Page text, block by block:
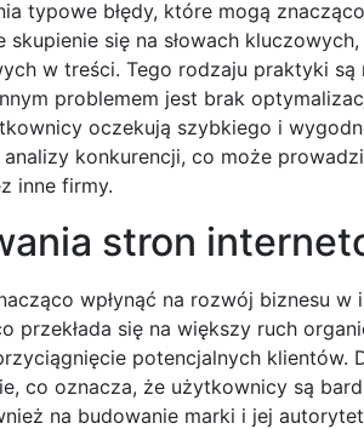
typowe błędy, które mogą
się na słowach
w treści. Tego rodzaju praktyki są
problemem jest brak
oczekują szybkiego i
konkurencji, co może
inne firmy.
stron
wpłynąć na rozwój biznesu w
się na większy ruch
potencjalnych klientów.
co oznacza, że użytkownicy są
na budowanie marki i jej